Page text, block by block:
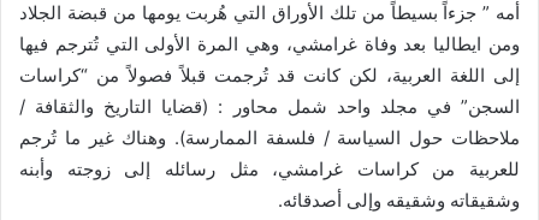
أمه ” جزءاً بسيطاً من تلك الأوراق التي هُربت يومها من قبضة الجلاد
ومن ايطاليا بعد وفاة غرامشي، وهي المرة الأولى التي تُترجم فيها
إلى اللغة العربية، لكن كانت قد تُرجمت قبلاً فصولاً من “كراسات
السجن” في مجلد واحد شمل محاور : (قضايا التاريخ والثقافة /
ملاحظات حول السياسة / فلسفة الممارسة). وهناك غير ما تُرجم
للعربية من كراسات غرامشي، مثل رسائله إلى زوجته وأبنه
وشقيقاته وشقيقه وإلى أصدقائه.